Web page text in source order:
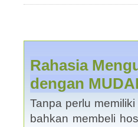
Rahasia
dengan
Tanpa perlu
bahkan membeli